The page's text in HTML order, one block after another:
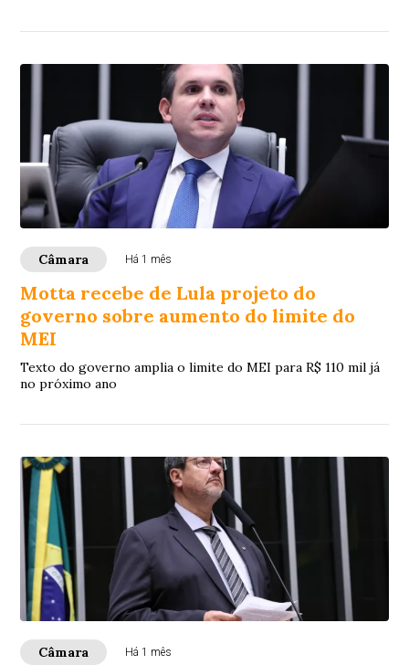
Câmara Há 1 mês
Motta recebe de Lula projeto do
governo sobre aumento do limite do
MEI
Texto do governo amplia o limite do MEI para R$ 110 mil já
no próximo ano
Câmara Há 1 mês